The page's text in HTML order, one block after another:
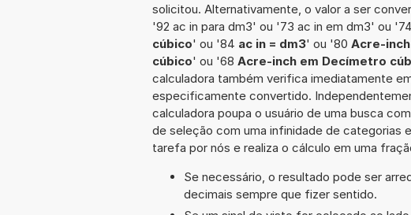
solicitou. Alternativamente, o valor a ser
'92 ac in para dm3' ou '73 ac in em dm3' ou
cúbico' ou '84 ac in = dm3' ou '80 Acre-
cúbico' ou '68 Acre-inch em Decímetro
calculadora também verifica imediatamente
especificamente convertido.
calculadora poupa o usuário de uma busca
de seleção com uma infinidade de categorias
tarefa por nós e realiza o cálculo em uma
Se necessário, o resultado pode ser
decimais sempre que fizer sentido.